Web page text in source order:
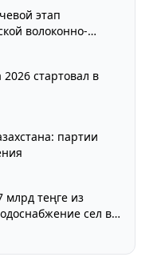
этап
волоконно-
стартовал в
партии
млрд теңге из
сел в